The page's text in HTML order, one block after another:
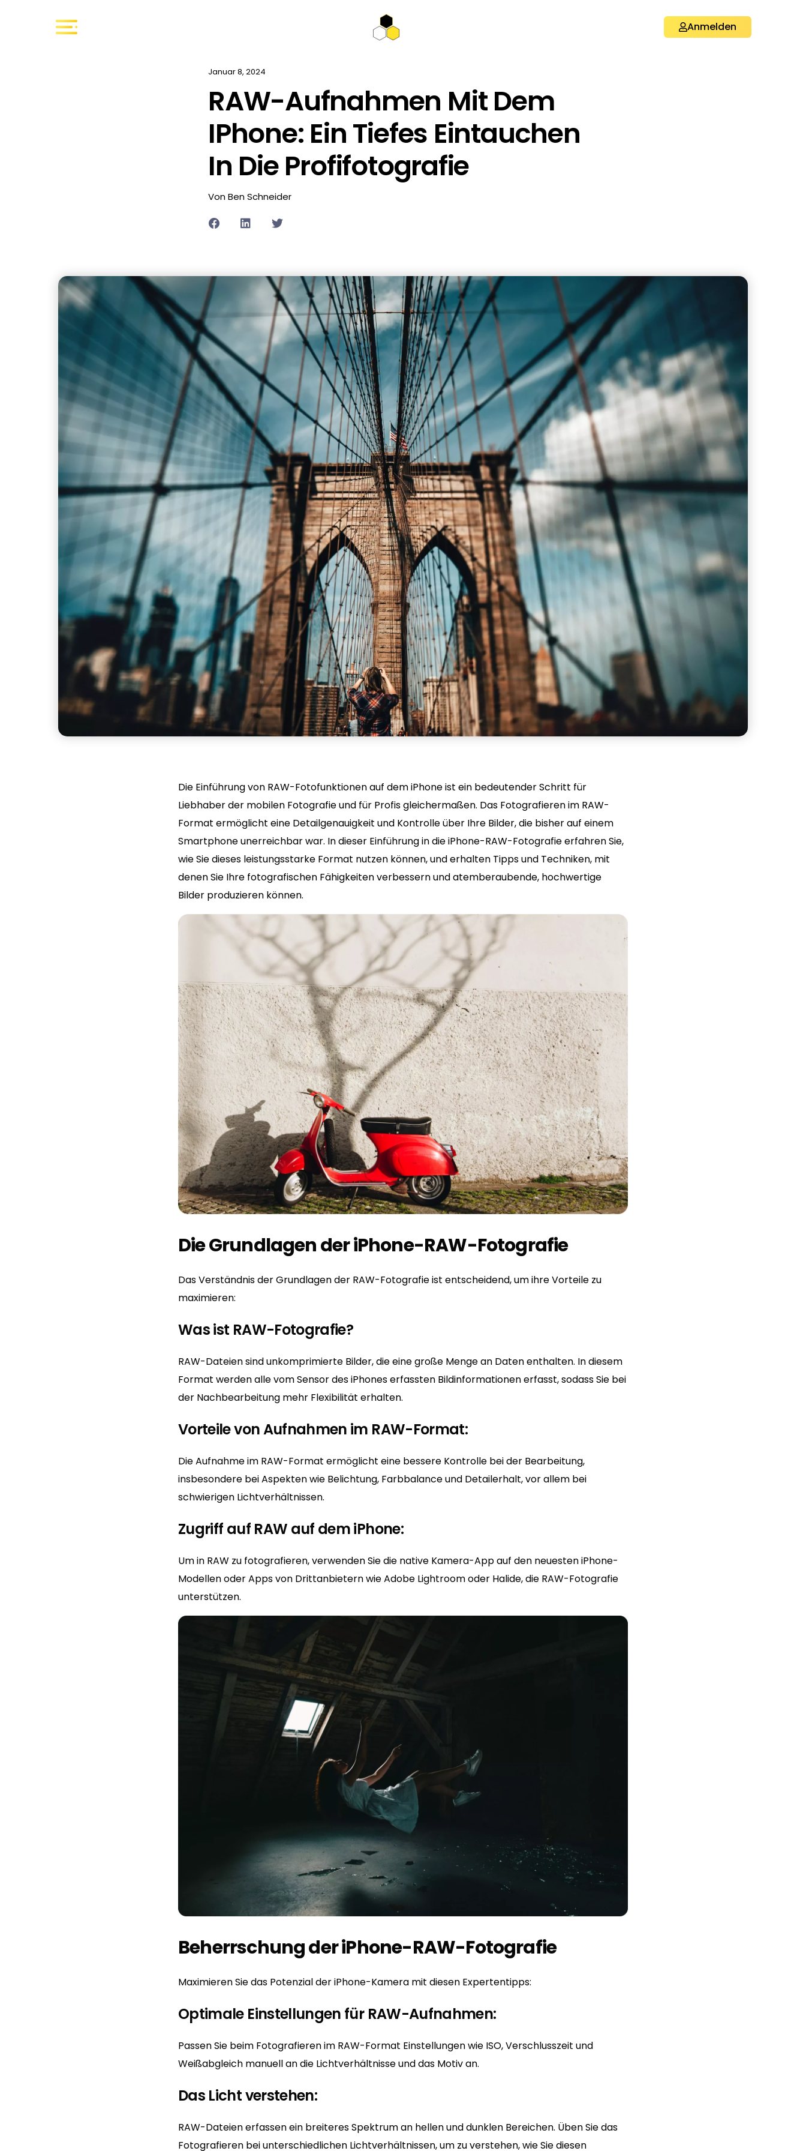
Anmelden
Januar 8, 2024
RAW-Aufnahmen Mit Dem
IPhone: Ein Tiefes Eintauchen
In Die Profifotografie
Von Ben Schneider
Die Einführung von RAW-Fotofunktionen auf dem iPhone ist ein bedeutender Schritt für
Liebhaber der mobilen Fotografie und für Profis gleichermaßen. Das Fotografieren im RAW-
Format ermöglicht eine Detailgenauigkeit und Kontrolle über Ihre Bilder, die bisher auf einem
Smartphone unerreichbar war. In dieser Einführung in die iPhone-RAW-Fotografie erfahren Sie,
wie Sie dieses leistungsstarke Format nutzen können, und erhalten Tipps und Techniken, mit
denen Sie Ihre fotografischen Fähigkeiten verbessern und atemberaubende, hochwertige
Bilder produzieren können.
Die Grundlagen der iPhone-RAW-Fotografie
Das Verständnis der Grundlagen der RAW-Fotografie ist entscheidend, um ihre Vorteile zu
maximieren:
Was ist RAW-Fotografie?
RAW-Dateien sind unkomprimierte Bilder, die eine große Menge an Daten enthalten. In diesem
Format werden alle vom Sensor des iPhones erfassten Bildinformationen erfasst, sodass Sie bei
der Nachbearbeitung mehr Flexibilität erhalten.
Vorteile von Aufnahmen im RAW-Format:
Die Aufnahme im RAW-Format ermöglicht eine bessere Kontrolle bei der Bearbeitung,
insbesondere bei Aspekten wie Belichtung, Farbbalance und Detailerhalt, vor allem bei
schwierigen Lichtverhältnissen.
Zugriff auf RAW auf dem iPhone:
Um in RAW zu fotografieren, verwenden Sie die native Kamera-App auf den neuesten iPhone-
Modellen oder Apps von Drittanbietern wie Adobe Lightroom oder Halide, die RAW-Fotografie
unterstützen.
Beherrschung der iPhone-RAW-Fotografie
Maximieren Sie das Potenzial der iPhone-Kamera mit diesen Expertentipps:
Optimale Einstellungen für RAW-Aufnahmen:
Passen Sie beim Fotografieren im RAW-Format Einstellungen wie ISO, Verschlusszeit und
Weißabgleich manuell an die Lichtverhältnisse und das Motiv an.
Das Licht verstehen:
RAW-Dateien erfassen ein breiteres Spektrum an hellen und dunklen Bereichen. Üben Sie das
Fotografieren bei unterschiedlichen Lichtverhältnissen, um zu verstehen, wie Sie diesen